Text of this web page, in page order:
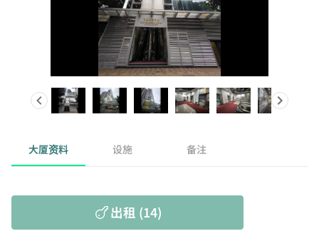
大厦资料 设施 备注
出租 (14)